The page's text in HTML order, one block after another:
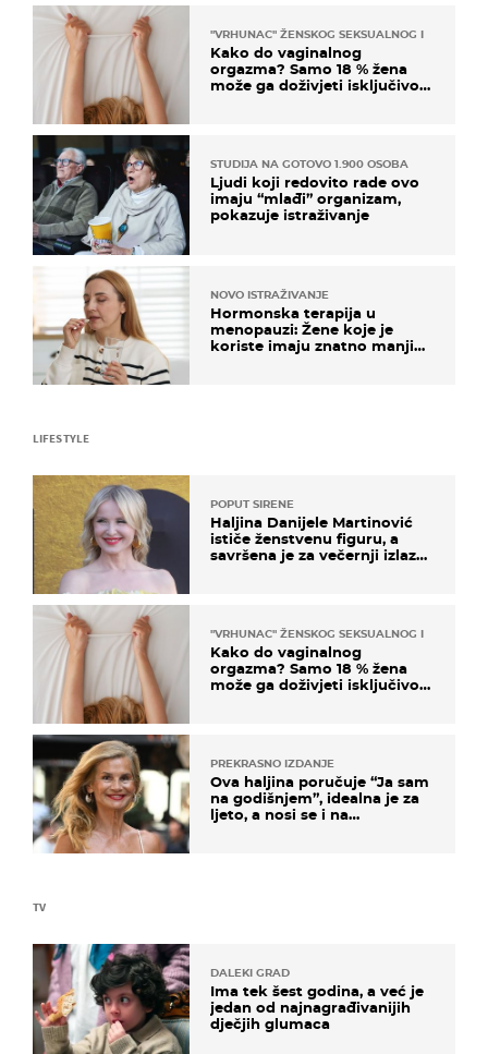
"VRHUNAC" ŽENSKOG SEKSUALNOG ISKUSTVA
Kako do vaginalnog
orgazma? Samo 18 % žena
može ga doživjeti isključivo
STUDIJA NA GOTOVO 1.900 OSOBA
Ljudi koji redovito rade ovo
imaju “mlađi” organizam,
pokazuje istraživanje
NOVO ISTRAŽIVANJE
Hormonska terapija u
menopauzi: Žene koje je
koriste imaju znatno manji
TV
DALEKI GRAD
Ima tek šest godina, a već je
jedan od najnagrađivanijih
dječjih glumaca
LIFESTYLE
POPUT SIRENE
Haljina Danijele Martinović
ističe ženstvenu figuru, a
savršena je za večernji izlazak
"VRHUNAC" ŽENSKOG SEKSUALNOG ISKUSTVA
Kako do vaginalnog
orgazma? Samo 18 % žena
može ga doživjeti isključivo
PREKRASNO IZDANJE
Ova haljina poručuje “Ja sam
na godišnjem”, idealna je za
ljeto, a nosi se i na